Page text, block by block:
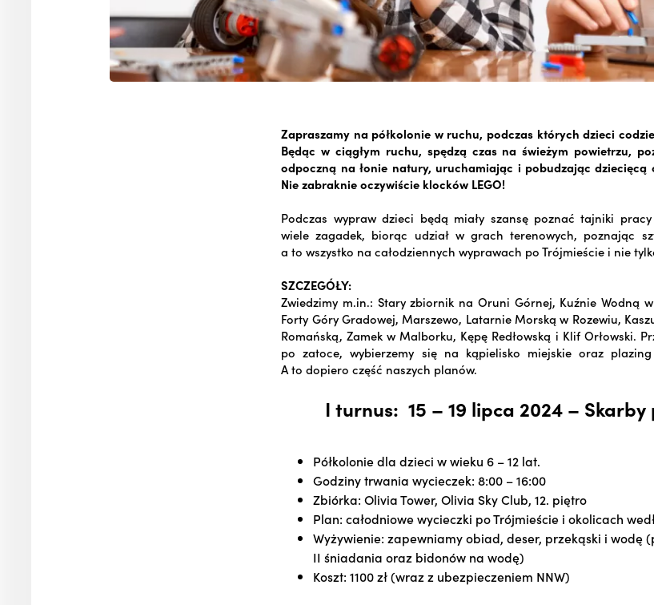
Zapraszamy na półkolonie w ruchu, podczas których dzieci
Będąc w ciągłym ruchu, spędzą czas na świeżym powietrzu,
odpoczną na łonie natury, uruchamiając i pobudzając dziecięcą
Nie zabraknie oczywiście klocków LEGO!
Podczas wypraw dzieci będą miały szansę poznać tajniki pracy
wiele zagadek, biorąc udział w grach terenowych, poznając
a to wszystko na całodziennych wyprawach po Trójmieście i nie
SZCZEGÓŁY:
Zwiedzimy m.in.: Stary zbiornik na Oruni Górnej, Kuźnie Wodną
Forty Góry Gradowej, Marszewo, Latarnie Morską w Rozewiu,
Romańską, Zamek w Malborku, Kępę Redłowską i Klif Orłowski.
po zatoce, wybierzemy się na kąpielisko miejskie oraz
A to dopiero część naszych planów.
I turnus: 15 – 19 lipca 2024 – Skarby
Półkolonie dla dzieci w wieku 6 – 12 lat.
Godziny trwania wycieczek: 8:00 – 16:00
Zbiórka: Olivia Tower, Olivia Sky Club, 12. piętro
Plan: całodniowe wycieczki po Trójmieście i okolicach
Wyżywienie: zapewniamy obiad, deser, przekąski i wodę
II śniadania oraz bidonów na wodę)
Koszt: 1100 zł (wraz z ubezpieczeniem NNW)